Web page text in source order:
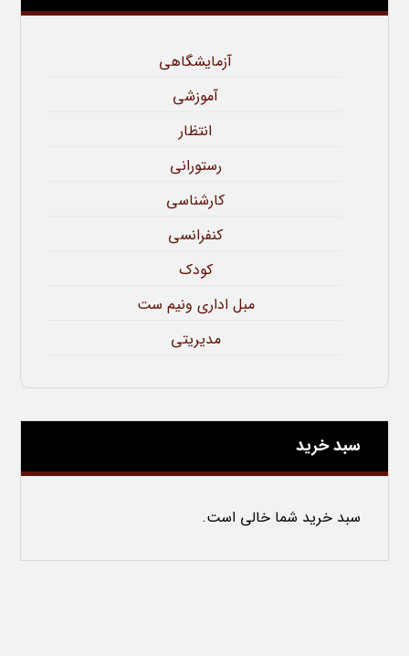
آزمایشگاهی
آموزشی
انتظار
رستورانی
کارشناسی
کنفرانسی
کودک
مبل اداری ونیم ست
مدیریتی
سبد خرید
سبد خرید شما خالی است.